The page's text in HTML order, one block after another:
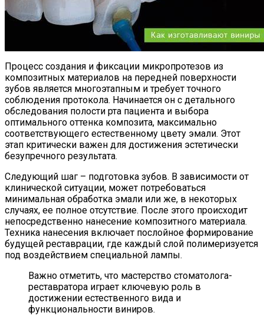
Процесс создания и фиксации микропротезов из
композитных материалов на передней поверхности
зубов является многоэтапным и требует точного
соблюдения протокола. Начинается он с детального
обследования полости рта пациента и выбора
оптимального оттенка композита, максимально
соответствующего естественному цвету эмали. Этот
этап критически важен для достижения эстетически
безупречного результата.
Следующий шаг – подготовка зубов. В зависимости от
клинической ситуации, может потребоваться
минимальная обработка эмали или же, в некоторых
случаях, ее полное отсутствие. После этого происходит
непосредственно нанесение композитного материала.
Техника нанесения включает послойное формирование
будущей реставрации, где каждый слой полимеризуется
под воздействием специальной лампы.
Важно отметить, что мастерство стоматолога-
реставратора играет ключевую роль в
достижении естественного вида и
функциональности виниров.